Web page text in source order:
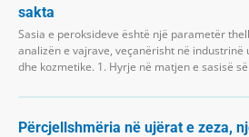
sakta
Sasia e peroksideve është një parametër
analizën e vajrave, veçanërisht në
dhe kozmetike. 1. Hyrje në matjen e sasisë
Përcjellshmëria në ujërat e zeza,